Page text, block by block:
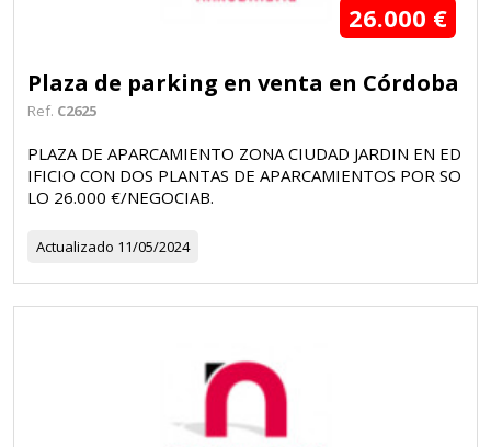
26.000 €
Plaza de parking en venta en Córdoba
Ref. C2625
PLAZA DE APARCAMIENTO ZONA CIUDAD JARDIN EN ED
IFICIO CON DOS PLANTAS DE APARCAMIENTOS POR SO
LO 26.000 €/NEGOCIAB.
Actualizado 11/05/2024